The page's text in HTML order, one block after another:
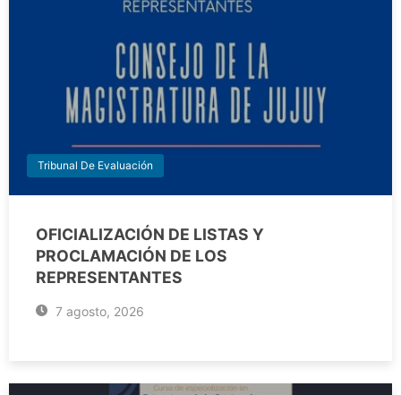
Tribunal De Evaluación
OFICIALIZACIÓN DE LISTAS Y
PROCLAMACIÓN DE LOS
REPRESENTANTES
7 agosto, 2026